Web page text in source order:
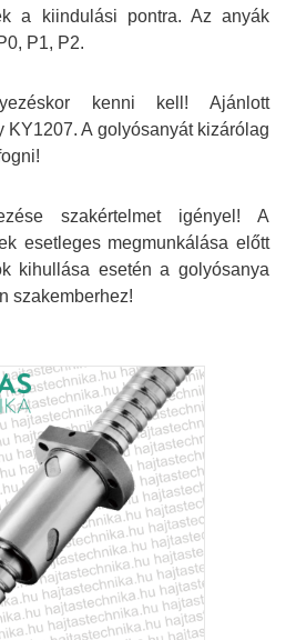
a kiindulási pontra. Az anyák
P1, P2.
kenni kell! Ajánlott
KY1207. A golyósanyát kizárólag
szakértelmet igényel! A
esetleges megmunkálása előtt
kihullása esetén a golyósanya
szakemberhez!